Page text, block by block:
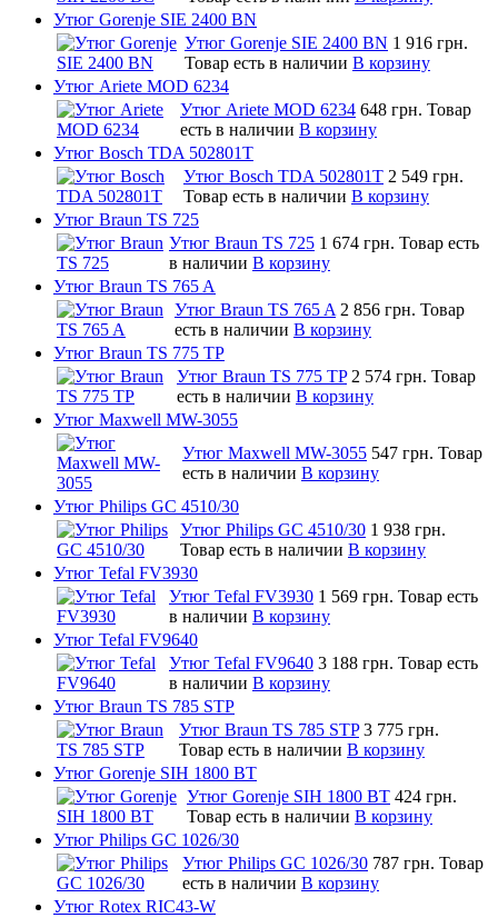
Утюг Gorenje SIE 2400 BN
Утюг Gorenje SIE 2400 BN 1 916 грн.
Товар есть в наличии В корзину
Утюг Ariete MOD 6234
Утюг Ariete MOD 6234 648 грн. Товар
есть в наличии В корзину
Утюг Bosch TDA 502801T
Утюг Bosch TDA 502801T 2 549 грн.
Товар есть в наличии В корзину
Утюг Braun TS 725
Утюг Braun TS 725 1 674 грн. Товар есть
в наличии В корзину
Утюг Braun TS 765 A
Утюг Braun TS 765 A 2 856 грн. Товар
есть в наличии В корзину
Утюг Braun TS 775 TP
Утюг Braun TS 775 TP 2 574 грн. Товар
есть в наличии В корзину
Утюг Maxwell MW-3055
Утюг Maxwell MW-3055 547 грн. Товар
есть в наличии В корзину
Утюг Philips GC 4510/30
Утюг Philips GC 4510/30 1 938 грн.
Товар есть в наличии В корзину
Утюг Tefal FV3930
Утюг Tefal FV3930 1 569 грн. Товар есть
в наличии В корзину
Утюг Tefal FV9640
Утюг Tefal FV9640 3 188 грн. Товар есть
в наличии В корзину
Утюг Braun TS 785 STP
Утюг Braun TS 785 STP 3 775 грн.
Товар есть в наличии В корзину
Утюг Gorenje SIH 1800 BT
Утюг Gorenje SIH 1800 BT 424 грн.
Товар есть в наличии В корзину
Утюг Philips GC 1026/30
Утюг Philips GC 1026/30 787 грн. Товар
есть в наличии В корзину
Утюг Rotex RIC43-W